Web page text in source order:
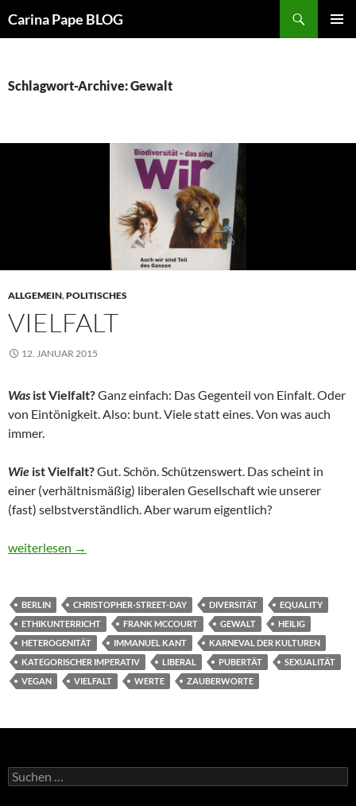
Carina Pape BLOG
Schlagwort-Archive: Gewalt
ALLGEMEIN,POLITISCHES
VIELFALT
12. JANUAR 2015
Was ist Vielfalt?Ganz einfach: Das Gegenteil von Einfalt. Oder
von Eintönigkeit. Also: bunt. Viele statt eines. Von was auch
immer.
Wie ist Vielfalt?Gut. Schön. Schützenswert. Das scheint in
einer (verhältnismäßig) liberalen Gesellschaft wie unserer
(fast) selbstverständlich. Aber warum eigentlich?
Vielfalt
weiterlesen →
BERLIN CHRISTOPHER-STREET-DAY DIVERSITÄT
EQUALITY
ETHIKUNTERRICHT
FRANK MCCOURT GEWALT
HEILIG
HETEROGENITÄT
IMMANUEL KANT
KARNEVAL DER KULTUREN
KATEGORISCHER IMPERATIV
LIBERAL PUBERTÄT
SEXUALITÄT
VEGAN
VIELFALT WERTE ZAUBERWORTE
Suchen
nach: